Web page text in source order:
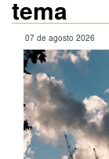
tema
07 de agosto 2026